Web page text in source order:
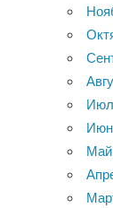
Май